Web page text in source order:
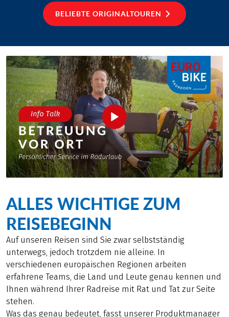
BELIEBTE ORIGINALTOUREN
ALLES WICHTIGE ZUM
REISEBEGINN
Auf unseren Reisen sind Sie zwar selbstständig
unterwegs, jedoch trotzdem nie alleine. In
verschiedenen europäischen Regionen arbeiten
erfahrene Teams, die Land und Leute genau kennen und
Ihnen während Ihrer Radreise mit Rat und Tat zur Seite
stehen.
Was das genau bedeutet, fasst unserer Produktmanager